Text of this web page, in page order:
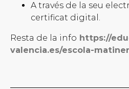
A través de la seu
certificat digital.
Resta de la info https://
valencia.es/escola-